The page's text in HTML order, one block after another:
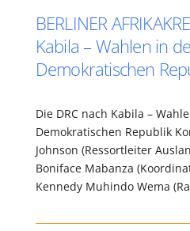
BERLINER
Kabila – Wahlen in
Demokratischen
Die DRC nach Kabila –
Demokratischen Republik
Johnson (Ressortleiter
Boniface Mabanza
Kennedy Muhindo Wema